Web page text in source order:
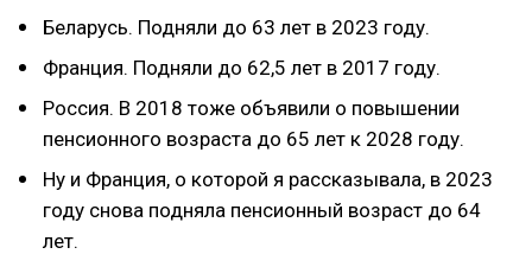
Беларусь. Подняли до 63 лет в 2023 году.
Франция. Подняли до 62,5 лет в 2017 году.
Россия. В 2018 тоже объявили о повышении
пенсионного возраста до 65 лет к 2028 году.
Ну и Франция, о которой я рассказывала, в 2023
году снова подняла пенсионный возраст до 64
лет.